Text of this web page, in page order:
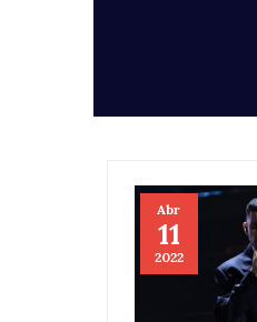
Abr
11
2022